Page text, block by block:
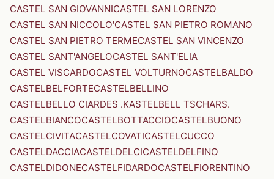
CASTEL SAN GIOVANNICASTEL SAN LORENZO
CASTEL SAN NICCOLO'CASTEL SAN PIETRO ROMANO
CASTEL SAN PIETRO TERMECASTEL SAN VINCENZO
CASTEL SANT'ANGELOCASTEL SANT'ELIA
CASTEL VISCARDOCASTEL VOLTURNOCASTELBALDO
CASTELBELFORTECASTELBELLINO
CASTELBELLO CIARDES .KASTELBELL TSCHARS.
CASTELBIANCOCASTELBOTTACCIOCASTELBUONO
CASTELCIVITACASTELCOVATICASTELCUCCO
CASTELDACCIACASTELDELCICASTELDELFINO
CASTELDIDONECASTELFIDARDOCASTELFIORENTINO